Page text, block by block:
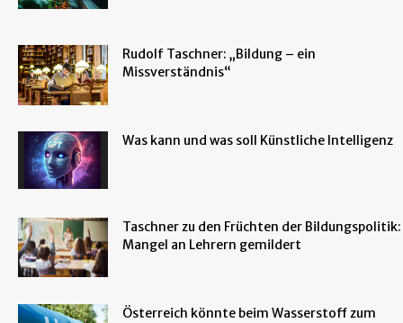
Rudolf Taschner: „Bildung – ein
Missverständnis“
Was kann und was soll Künstliche Intelligenz
Taschner zu den Früchten der Bildungspolitik:
Mangel an Lehrern gemildert
Österreich könnte beim Wasserstoff zum